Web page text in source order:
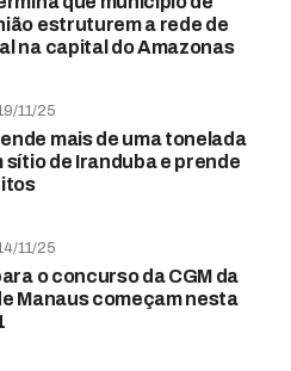
estruturem a rede de
na capital do Amazonas
11/25
mais de uma tonelada
sítio de Iranduba e prende
11/25
o concurso da CGM da
Manaus começam nesta